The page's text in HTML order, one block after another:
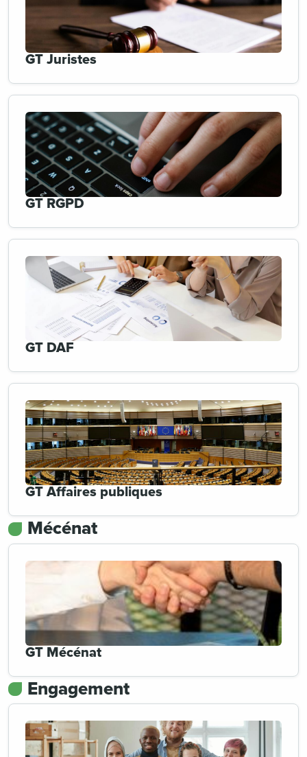
GT Juristes
GT RGPD
GT DAF
GT Affaires publiques
Mécénat
GT Mécénat
Engagement